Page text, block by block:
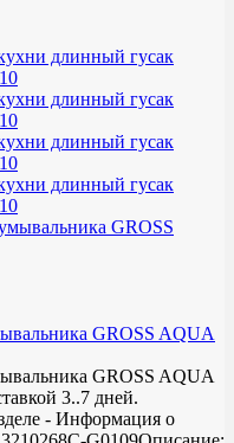
GROSS AQUA
GROSS AQUA
3..7 дней.
- Информация о